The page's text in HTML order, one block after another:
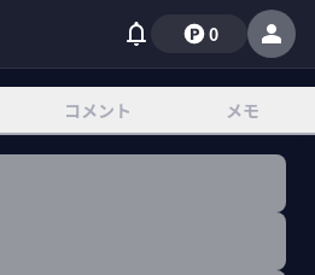
0
コメント メモ